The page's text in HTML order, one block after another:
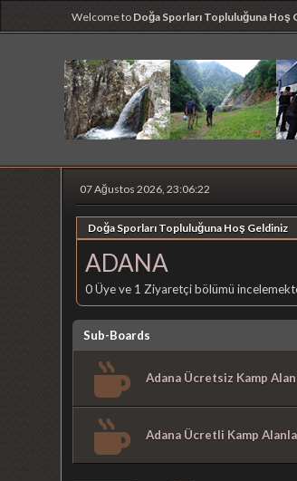
Welcome to Doğa Sporları Topluluğuna Hoş
07 Ağustos 2026, 23:06:22
Doğa Sporları Topluluğuna Hoş Geldiniz
ADANA
0 Üye ve 1 Ziyaretçi bölümü
Sub-Boards
Adana Ücretsiz Kamp
Adana Ücretli Kamp